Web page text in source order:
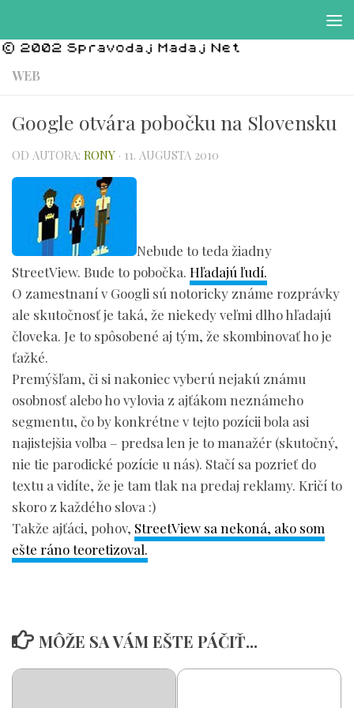
WEB
Google otvára pobočku na Slovensku
OD AUTORA: RONY · 11. AUGUSTA 2010
Nebude to teda žiadny
StreetView. Bude to pobočka. Hľadajú ľudí.
O zamestnaní v Googli sú notoricky známe rozprávky
ale skutočnosť je taká, že niekedy veľmi dlho hľadajú
človeka. Je to spôsobené aj tým, že skombinovať ho je
ťažké.
Premýšľam, či si nakoniec vyberú nejakú známu
osobnosť alebo ho vylovia z ajťákom neznámeho
segmentu, čo by konkrétne v tejto pozícii bola asi
najistejšia voľba – predsa len je to manažér (skutočný,
nie tie parodické pozície u nás). Stačí sa pozrieť do
textu a vidíte, že je tam tlak na predaj reklamy. Kričí to
skoro z každého slova :)
Takže ajťáci, pohov, StreetView sa nekoná, ako som
ešte ráno teoretizoval.
MÔŽE SA VÁM EŠTE PÁČIŤ...